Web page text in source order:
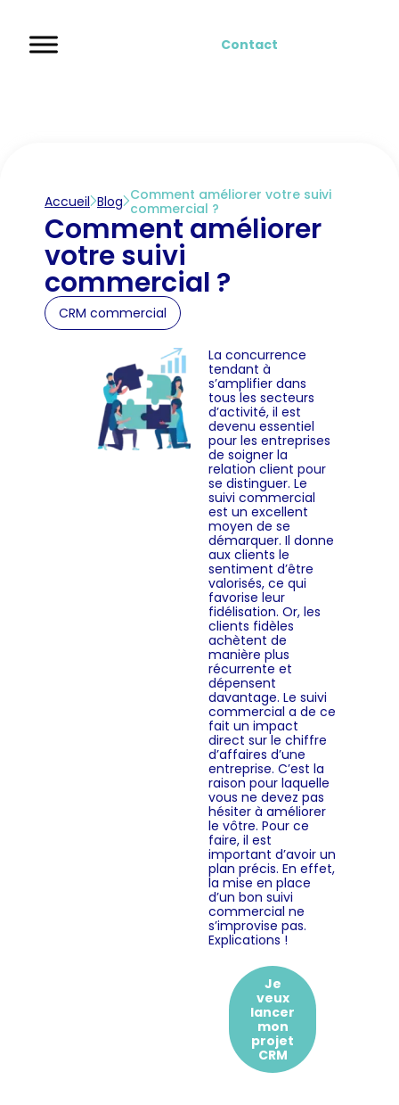
Contact
Accueil Blog Comment améliorer votre suivi
commercial ?
Comment améliorer
votre suivi
commercial ?
CRM commercial
La concurrence
tendant à
s’amplifier dans
tous les secteurs
d’activité, il est
devenu essentiel
pour les entreprises
de soigner la
relation client pour
se distinguer. Le
suivi commercial
est un excellent
moyen de se
démarquer. Il donne
aux clients le
sentiment d’être
valorisés, ce qui
favorise leur
fidélisation. Or, les
clients fidèles
achètent de
manière plus
récurrente et
dépensent
davantage. Le suivi
commercial a de ce
fait un impact
direct sur le chiffre
d’affaires d’une
entreprise. C’est la
raison pour laquelle
vous ne devez pas
hésiter à améliorer
le vôtre. Pour ce
faire, il est
important d’avoir un
plan précis. En effet,
la mise en place
d’un bon suivi
commercial ne
s’improvise pas.
Explications !
Je
veux
lancer
mon
projet
CRM